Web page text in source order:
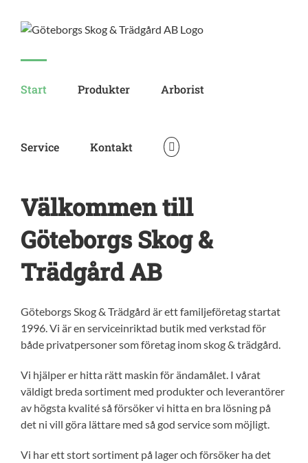
Start Produkter Arborist
Service Kontakt
Välkommen till
Göteborgs Skog &
Trädgård AB
Göteborgs Skog & Trädgård är ett familjeföretag startat
1996. Vi är en serviceinriktad butik med verkstad för
både privatpersoner som företag inom skog & trädgård.
Vi hjälper er hitta rätt maskin för ändamålet. I vårat
väldigt breda sortiment med produkter och leverantörer
av högsta kvalité så försöker vi hitta en bra lösning på
det ni vill göra lättare med så god service som möjligt.
Vi har ett stort sortiment på lager och försöker ha det